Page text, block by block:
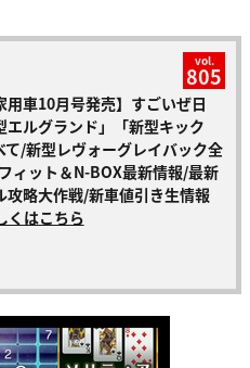
vol.
805
用車10月号発売】すごいぜ日
エルグランド」「新型キック
て/新型レヴォーグレイバック全
ィット＆N-BOX最新情報/最新
攻略大作戦/新車値引き生情報
くはこちら